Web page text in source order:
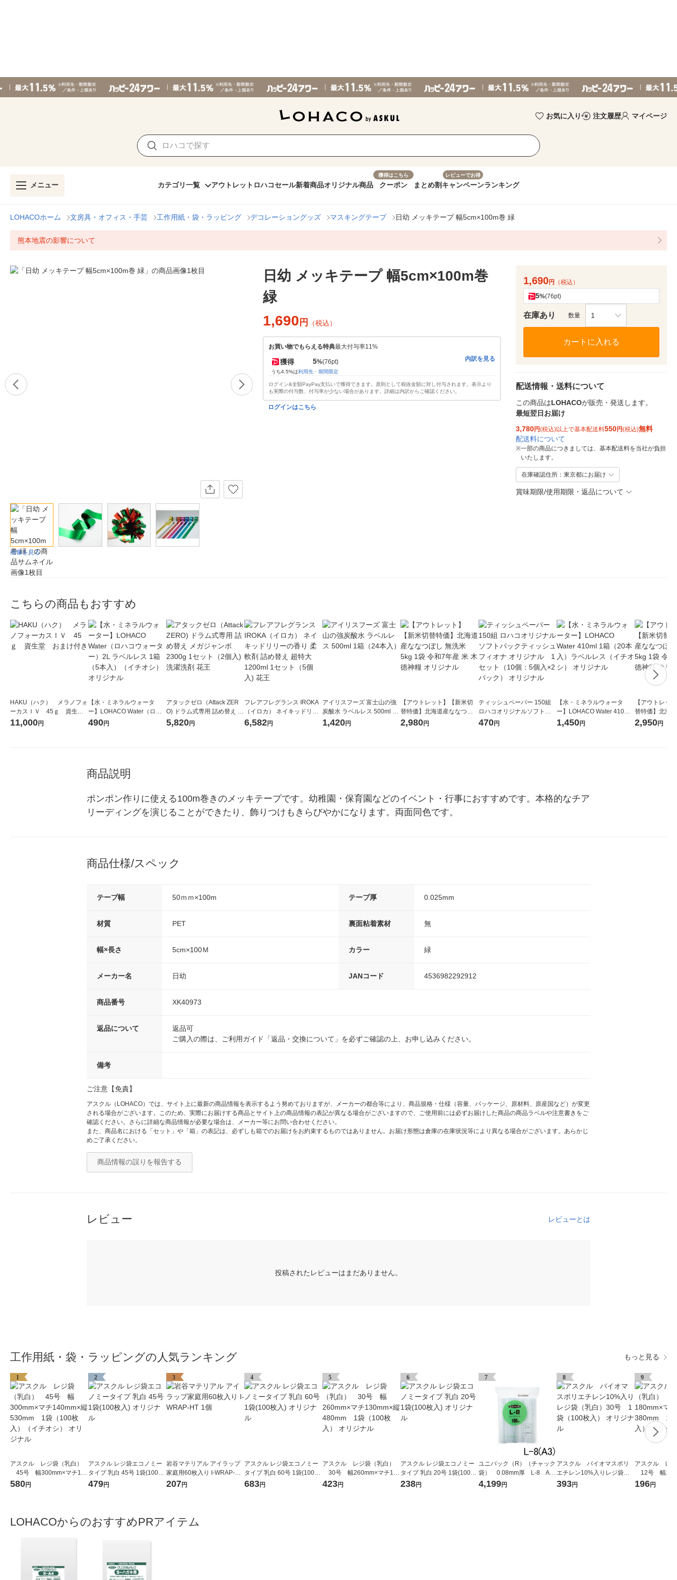
お気に入り 注文履歴 マイページ
メニュー カテゴリ一覧 アウトレット ロハコセール新着商品オリジナル商品
獲得はこちら
クーポン まとめ割
レビューでお得
キャンペーンランキング
LOHACOホーム 文房具・オフィス・手芸 工作用紙・袋・ラッピング デコレーショングッズ マスキングテープ 日幼 メッキテープ 幅5cm×100m巻 緑
熊本地震の影響について
画像を見る
日幼 メッキテープ 幅5cm×100m巻
緑
1,690 円 （税込）
お買い物でもらえる特典最大付与率11%
獲得 5%(76pt)
うち4.5%は利用先・期間限定
内訳を見る
ログイン&全額PayPay支払いで獲得できます。原則として税抜金額に対し付与されます。表示より
も実際の付与数、付与率が少ない場合があります。詳細は内訳からご確認ください。
ログインはこちら
1,690円 （税込）
5%(76pt)
在庫あり 数量 1
カートに入れる
配送情報・送料について
この商品はLOHACOが販売・発送します。
最短翌日お届け
3,780円(税込)以上で基本配送料550円(税込)無料
配送料について
※一部の商品につきましては、基本配送料を当社が負担
いたします。
在庫確認住所：東京都にお届け
賞味期限/使用期限・返品について
こちらの商品もおすすめ
HAKU（ハク） メラノフォ
ーカスＩＶ 45ｇ 資生
堂 おまけ付き
11,000円
【水・ミネラルウォータ
ー】LOHACO Water（ロハ
コウォーター）2L ラベルレ
490円
アタックゼロ（Attack ZER
O) ドラム式専用 詰め替え メ
ガジャンボ 2300g 1セット
5,820円
フレアフレグランス IROKA
（イロカ） ネイキッドリリ
ーの香り 柔軟剤 詰め替え 超
6,582円
アイリスフーズ 富士山の強
炭酸水 ラベルレス 500ml 1
箱（24本入）
1,420円
【アウトレット】【新米切
替特価】北海道産ななつぼ
し 無洗米 5kg 1袋 令和7年産
2,980円
ティッシュペーパー 150組
ロハコオリジナルソフトパ
ックティッシュ フィオナ オ
470円
【水・ミネラルウォータ
ー】LOHACO Water 410ml
1箱（20本入）ラベルレス
1,450円
【アウトレッ
替特価】北海
し 精白米 5kg
2,950円
商品説明
ポンポン作りに使える100m巻きのメッキテープです。幼稚園・保育園などのイベント・行事におすすめです。本格的なチア
リーディングを演じることができたり、飾りつけもきらびやかになります。両面同色です。
商品仕様/スペック
テープ幅 50ｍｍ×100m テープ厚 0.025mm
材質 PET 裏面粘着素材 無
幅×長さ 5cm×100Ｍ カラー 緑
メーカー名 日幼 JANコード 4536982292912
商品番号 XK40973
返品について
返品可
ご購入の際は、ご利用ガイド「返品・交換について」を必ずご確認の上、お申し込みください。
備考
ご注意【免責】
アスクル（LOHACO）では、サイト上に最新の商品情報を表示するよう努めておりますが、メーカーの都合等により、商品規格・仕様（容量、パッケージ、原材料、原産国など）が変更
される場合がございます。このため、実際にお届けする商品とサイト上の商品情報の表記が異なる場合がございますので、ご使用前には必ずお届けした商品の商品ラベルや注意書きをご
確認ください。さらに詳細な商品情報が必要な場合は、メーカー等にお問い合わせください。
また、商品名における「セット」や「箱」の表記は、必ずしも箱でのお届けをお約束するものではありません。お届け形態は倉庫の在庫状況等により異なる場合がございます。あらかじ
めご了承ください。
商品情報の誤りを報告する
レビュー レビューとは
投稿されたレビューはまだありません。
工作用紙・袋・ラッピングの人気ランキング もっと見る
1
アスクル レジ袋（乳白）
45号 幅300mm×マチ140
mm×縦530mm 1袋（100
580円
2
アスクル レジ袋エコノミー
タイプ 乳白 45号 1袋(100枚
入) オリジナル
479円
3
岩谷マテリアル アイラップ
家庭用60枚入り I-WRAP-HT
1個
207円
4
アスクル レジ袋エコノミー
タイプ 乳白 60号 1袋(100枚
入) オリジナル
683円
5
アスクル レジ袋（乳白）
30号 幅260mm×マチ130
mm×縦480mm 1袋（100
423円
6
アスクル レジ袋エコノミー
タイプ 乳白 20号 1袋(100枚
入) オリジナル
238円
7
ユニパック（R）（チャック
袋） 0.08mm厚 L-8 A3
340×480mm 1袋（100
4,199円
8
アスクル バイオマスポリ
エチレン10%入りレジ袋
（乳白）30号 1袋（100枚
393円
9
アスクル レジ
12号 幅
mm×縦
196円
LOHACOからのおすすめPRアイテム